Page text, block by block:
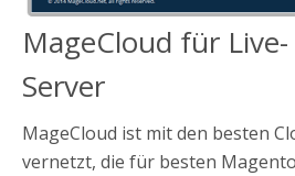
MageCloud für
Server
MageCloud ist mit den besten
vernetzt, die für besten